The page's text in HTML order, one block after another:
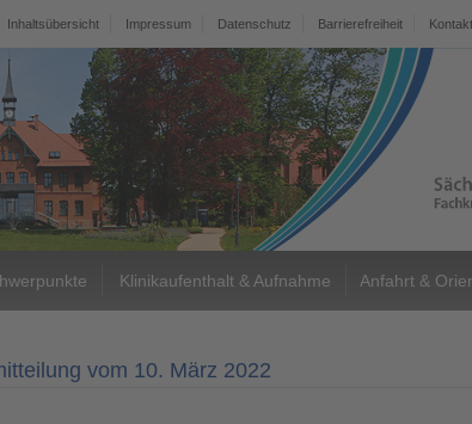
Inhaltsübersicht Impressum Datenschutz Barrierefreiheit Kontakt
Klinikaufenthalt & Aufnahme Anfahrt &
vom 10. März 2022